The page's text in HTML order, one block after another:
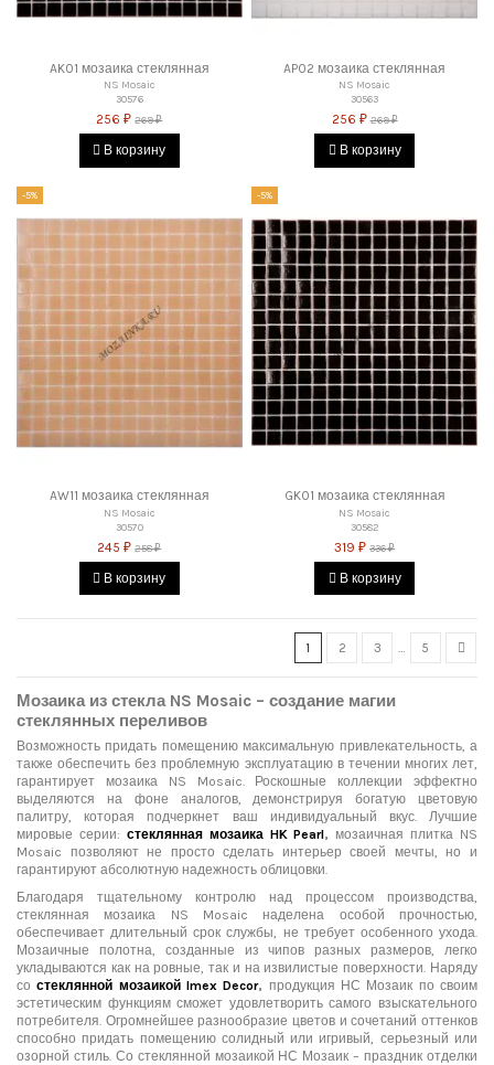
AK01 мозаика стеклянная
NS Mosaic
30576
256 ₽ 269 ₽
В корзину
AP02 мозаика стеклянная
NS Mosaic
30563
256 ₽ 269 ₽
В корзину
-5%
AW11 мозаика стеклянная
NS Mosaic
30570
245 ₽ 258 ₽
В корзину
-5%
GK01 мозаика стеклянная
NS Mosaic
30582
319 ₽ 336 ₽
В корзину
1 2 3 5
Мозаика из стекла NS Mosaic – создание магии
стеклянных переливов
Возможность придать помещению максимальную привлекательность, а
также обеспечить без проблемную эксплуатацию в течении многих лет,
гарантирует мозаика NS Mosaic. Роскошные коллекции эффектно
выделяются на фоне аналогов, демонстрируя богатую цветовую
палитру, которая подчеркнет ваш индивидуальный вкус. Лучшие
мировые серии: стеклянная мозаика HK Pearl,мозаичная плитка NS
Mosaic позволяют не просто сделать интерьер своей мечты, но и
гарантируют абсолютную надежность облицовки.
Благодаря тщательному контролю над процессом производства,
стеклянная мозаика NS Mosaic наделена особой прочностью,
обеспечивает длительный срок службы, не требует особенного ухода.
Мозаичные полотна, созданные из чипов разных размеров, легко
укладываются как на ровные, так и на извилистые поверхности. Наряду
состеклянной мозаикой Imex Decor, продукция НС Мозаик по своим
эстетическим функциям сможет удовлетворить самого взыскательного
потребителя. Огромнейшее разнообразие цветов и сочетаний оттенков
способно придать помещению солидный или игривый, серьезный или
озорной стиль. Со стеклянной мозаикой НС Мозаик – праздник отделки